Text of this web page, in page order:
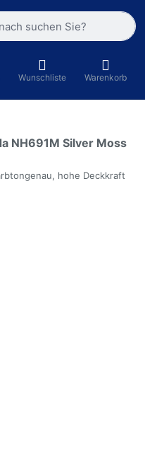
einen Suchbegriff ein.
Wunschliste Warenkorb
NH691M Silver Moss
hohe Deckkraft